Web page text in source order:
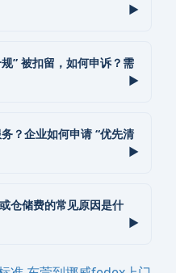
” 被扣留，如何申诉？需
？企业如何申请 “优先清
仓储费的常见原因是什